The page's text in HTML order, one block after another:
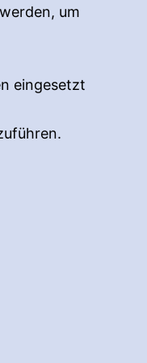
um
eingesetzt